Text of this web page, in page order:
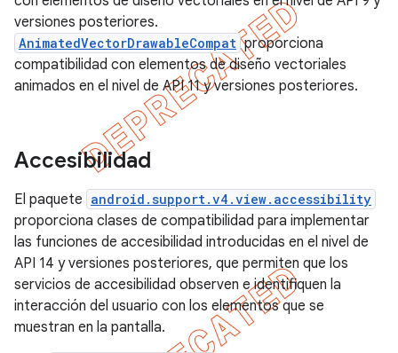
versiones posteriores.
AnimatedVectorDrawableCompat proporciona
compatibilidad con elementos de diseño vectoriales
animados en el nivel de API 11 y versiones posteriores.
Accesibilidad
El paquete android.support.v4.view.accessibility
proporciona clases de compatibilidad para implementar
las funciones de accesibilidad introducidas en el nivel de
API 14 y versiones posteriores, que permiten que los
servicios de accesibilidad observen e identifiquen la
interacción del usuario con los elementos que se
muestran en la pantalla.